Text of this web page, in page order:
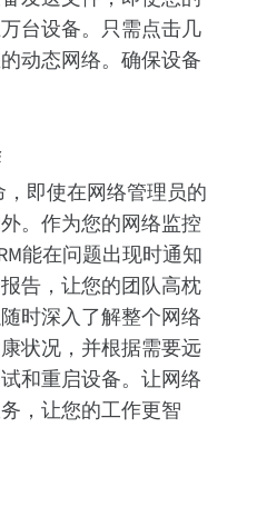
台设备。只需点击几
动态网络。确保设备
，即使在网络管理员的
。作为您的网络监控
能在问题出现时通知
告，让您的团队高枕
时深入了解整个网络
状况，并根据需要远
和重启设备。让网络
，让您的工作更智